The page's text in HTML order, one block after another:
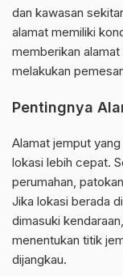
dan kawasan
alamat memiliki
memberikan
melakukan
Pentingnya
Alamat jemput
lokasi lebih cepat.
perumahan,
Jika lokasi berada
dimasuki
menentukan titik
dijangkau.